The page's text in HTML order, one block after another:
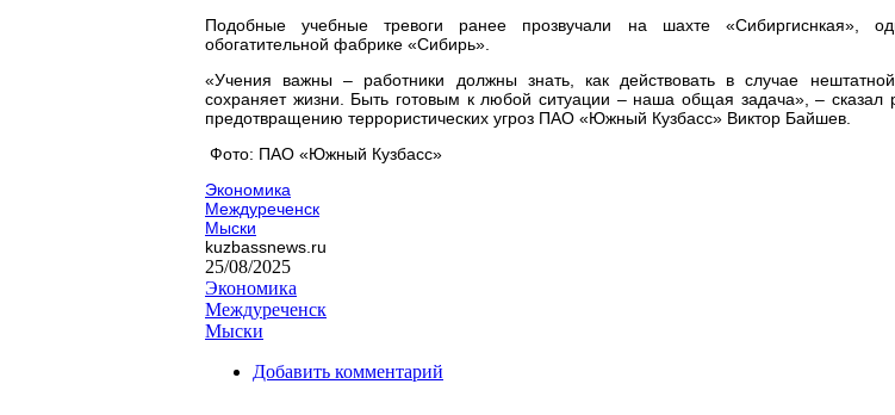
Подобные учебные тревоги ранее прозвучали на шахте «Сибиргиснкая»,
обогатительной фабрике «Сибирь».
«Учения важны – работники должны знать, как действовать в случае
сохраняет жизни. Быть готовым к любой ситуации – наша общая задача», – сказал
предотвращению террористических угроз ПАО «Южный Кузбасс» Виктор Байшев.
Фото: ПАО «Южный Кузбасс»
Экономика
Междуреченск
Мыски
kuzbassnews.ru
25/08/2025
Экономика
Междуреченск
Мыски
Добавить комментарий